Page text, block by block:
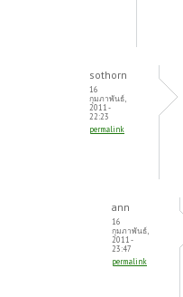
sothorn
16
กุมภาพันธ์,
2011 -
22:23
permalink
ann
16
กุมภาพันธ์,
2011 -
23:47
permalink